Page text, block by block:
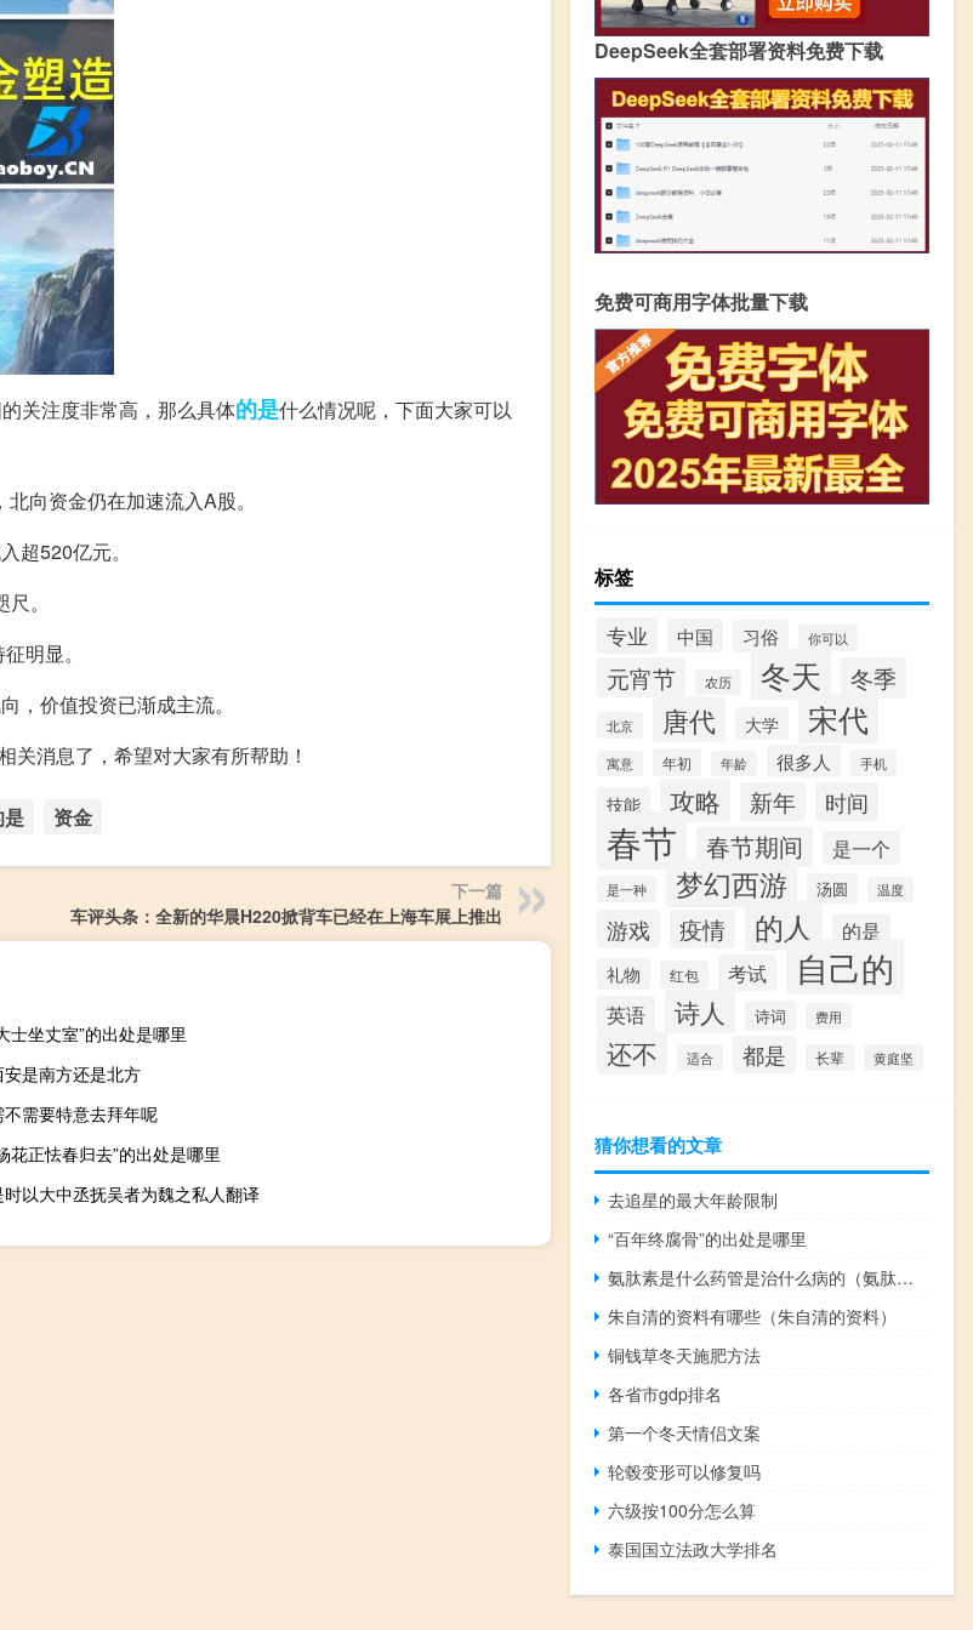
关注度非常高，那么具体的是什么情况呢，下面大家可以
向资金仍在加速流入A股。
超520亿元。
。
明显。
，价值投资已渐成主流。
消息了，希望对大家有所帮助！
是 资金
下一篇
车评头条：全新的华晨H220掀背车已经在上海车展上推出
士坐丈室”的出处是哪里
安是南方还是北方
不需要特意去拜年呢
花正怯春归去”的出处是哪里
时以大中丞抚吴者为魏之私人翻译
DeepSeek全套部署资料免费下载
免费可商用字体批量下载
标签
专业 中国 习俗 你可以
元宵节 农历 冬天 冬季
北京 唐代 大学 宋代
寓意 年初 年龄 很多人 手机
技能 攻略 新年 时间
春节 春节期间 是一个
是一种 梦幻西游 汤圆 温度
游戏 疫情 的人 的是
礼物 红包 考试 自己的
英语 诗人 诗词 费用
还不 适合 都是 长辈 黄庭坚
猜你想看的文章
去追星的最大年龄限制
“百年终腐骨”的出处是哪里
氨肽素是什么药管是治什么病的（氨肽素是什么）
朱自清的资料有哪些（朱自清的资料）
铜钱草冬天施肥方法
各省市gdp排名
第一个冬天情侣文案
轮毂变形可以修复吗
六级按100分怎么算
泰国国立法政大学排名